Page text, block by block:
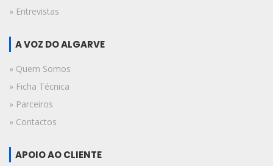
» Entrevistas
A VOZ DO ALGARVE
» Quem Somos
» Ficha Técnica
» Parceiros
» Contactos
APOIO AO CLIENTE